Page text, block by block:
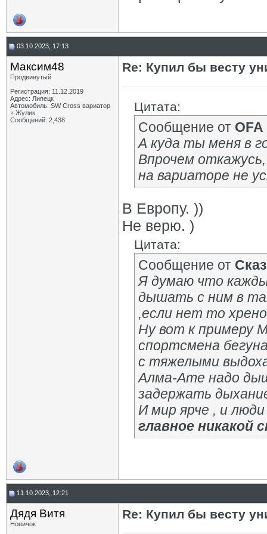
03.10.2023, 17:13
Максим48
Продвинутый
Регистрация: 11.12.2019
Адрес: Липецк
Автомобиль: SW Cross вариатор
+ Жулик
Сообщений: 2,438
Re: Купил бы весту
Цитата:
Сообщение от OFA
А куда ты меня в
Впрочем
на вариаторе не
В Европу. ))
Не верю. )
Цитата:
Сообщение от
Я думаю что
дышать с ним в
,если нет то
Ну вот к примеру
спортсмена
с тяжелыми
Алма-Ате надо
задержать
И мир ярче , и
главное никакой
11.10.2023, 12:21
Дядя Витя
Новичок
Re: Купил бы весту